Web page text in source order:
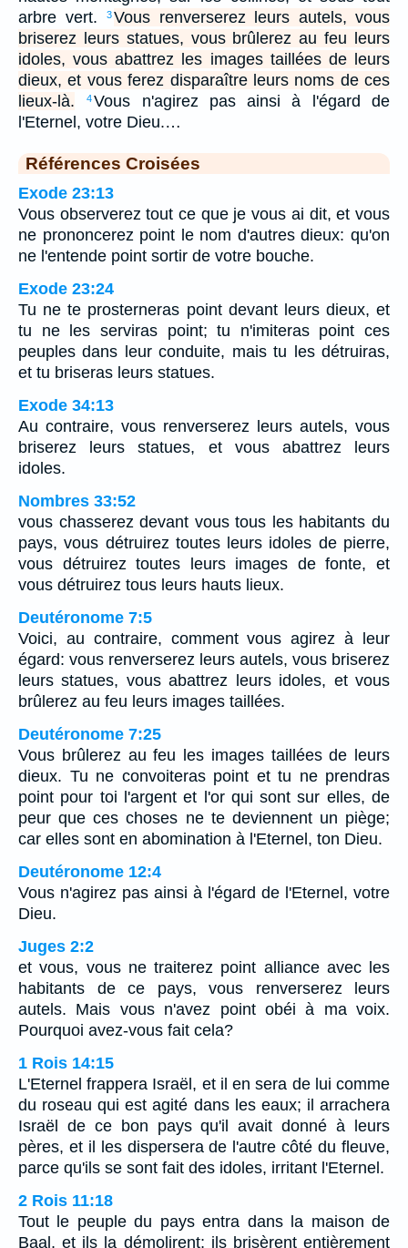
arbre vert.
3Vous renverserez leurs autels, vous
briserez leurs statues, vous brûlerez au feu leurs
idoles, vous abattrez les images taillées de leurs
dieux, et vous ferez disparaître leurs noms de ces
lieux-là.
4Vous n'agirez pas ainsi à l'égard de
l'Eternel, votre Dieu.…
Références Croisées
Exode 23:13
Vous observerez tout ce que je vous ai dit, et vous
ne prononcerez point le nom d'autres dieux: qu'on
ne l'entende point sortir de votre bouche.
Exode 23:24
Tu ne te prosterneras point devant leurs dieux, et
tu ne les serviras point; tu n'imiteras point ces
peuples dans leur conduite, mais tu les détruiras,
et tu briseras leurs statues.
Exode 34:13
Au contraire, vous renverserez leurs autels, vous
briserez leurs statues, et vous abattrez leurs
idoles.
Nombres 33:52
vous chasserez devant vous tous les habitants du
pays, vous détruirez toutes leurs idoles de pierre,
vous détruirez toutes leurs images de fonte, et
vous détruirez tous leurs hauts lieux.
Deutéronome 7:5
Voici, au contraire, comment vous agirez à leur
égard: vous renverserez leurs autels, vous briserez
leurs statues, vous abattrez leurs idoles, et vous
brûlerez au feu leurs images taillées.
Deutéronome 7:25
Vous brûlerez au feu les images taillées de leurs
dieux. Tu ne convoiteras point et tu ne prendras
point pour toi l'argent et l'or qui sont sur elles, de
peur que ces choses ne te deviennent un piège;
car elles sont en abomination à l'Eternel, ton Dieu.
Deutéronome 12:4
Vous n'agirez pas ainsi à l'égard de l'Eternel, votre
Dieu.
Juges 2:2
et vous, vous ne traiterez point alliance avec les
habitants de ce pays, vous renverserez leurs
autels. Mais vous n'avez point obéi à ma voix.
Pourquoi avez-vous fait cela?
1 Rois 14:15
L'Eternel frappera Israël, et il en sera de lui comme
du roseau qui est agité dans les eaux; il arrachera
Israël de ce bon pays qu'il avait donné à leurs
pères, et il les dispersera de l'autre côté du fleuve,
parce qu'ils se sont fait des idoles, irritant l'Eternel.
2 Rois 11:18
Tout le peuple du pays entra dans la maison de
Baal, et ils la démolirent; ils brisèrent entièrement